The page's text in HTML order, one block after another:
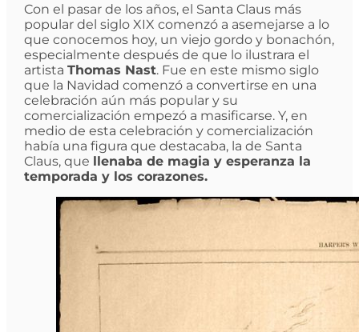
Con el pasar de los años, el Santa Claus más
popular del siglo XIX comenzó a asemejarse a lo
que conocemos hoy, un viejo gordo y bonachón,
especialmente después de que lo ilustrara el
artista Thomas Nast. Fue en este mismo siglo
que la Navidad comenzó a convertirse en una
celebración aún más popular y su
comercialización empezó a masificarse. Y, en
medio de esta celebración y comercialización
había una figura que destacaba, la de Santa
Claus, que llenaba de magia y esperanza la
temporada y los corazones.